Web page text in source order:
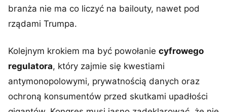
branża nie ma co liczyć na bailouty, nawet pod
rządami Trumpa.
Kolejnym krokiem ma być powołanie cyfrowego
regulatora, który zajmie się kwestiami
antymonopolowymi, prywatnością danych oraz
ochroną konsumentów przed skutkami upadłości